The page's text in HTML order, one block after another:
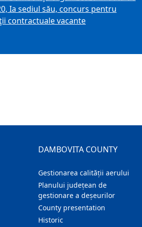
Ia sediul său, concurs pentru
contractuale vacante
DAMBOVITA COUNTY
Gestionarea calității aerului
Planului județean de
gestionare a deșeurilor
County presentation
Historic